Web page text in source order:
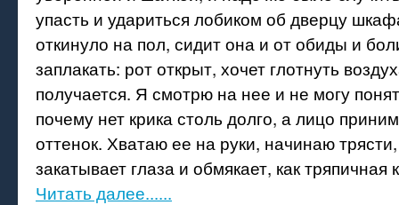
упасть и удариться лобиком об дверцу
откинуло на пол, сидит она и от обиды и
заплакать: рот открыт, хочет глотнуть
получается. Я смотрю на нее и не могу
почему нет крика столь долго, а лицо
оттенок. Хватаю ее на руки, начинаю
закатывает глаза и обмякает, как тряпичная
Читать далее......